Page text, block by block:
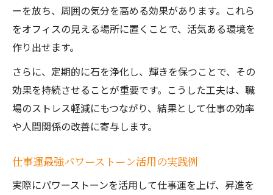
ーを放ち、周囲の気分を高める効果があります。これら
をオフィスの見える場所に置くことで、活気ある環境を
作り出せます。
さらに、定期的に石を浄化し、輝きを保つことで、その
効果を持続させることが重要です。こうした工夫は、職
場のストレス軽減にもつながり、結果として仕事の効率
や人間関係の改善に寄与します。
仕事運最強パワーストーン活用の実践例
実際にパワーストーンを活用して仕事運を上げ、昇進を